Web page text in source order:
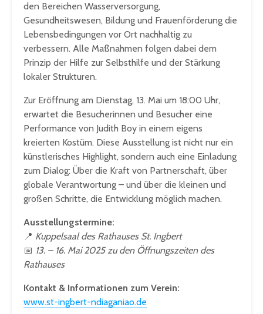
den Bereichen Wasserversorgung,
Gesundheitswesen, Bildung und Frauenförderung die
Lebensbedingungen vor Ort nachhaltig zu
verbessern. Alle Maßnahmen folgen dabei dem
Prinzip der Hilfe zur Selbsthilfe und der Stärkung
lokaler Strukturen.
Zur Eröffnung am Dienstag, 13. Mai um 18:00 Uhr,
erwartet die Besucherinnen und Besucher eine
Performance von Judith Boy in einem eigens
kreierten Kostüm. Diese Ausstellung ist nicht nur ein
künstlerisches Highlight, sondern auch eine Einladung
zum Dialog: Über die Kraft von Partnerschaft, über
globale Verantwortung – und über die kleinen und
großen Schritte, die Entwicklung möglich machen.
Ausstellungstermine:
📍 Kuppelsaal des Rathauses St. Ingbert
📅 13. – 16. Mai 2025 zu den Öffnungszeiten des
Rathauses
Kontakt & Informationen zum Verein:
www.st-ingbert-ndiaganiao.de